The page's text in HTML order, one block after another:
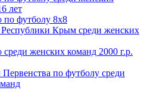
лет
по футболу 8х8
Крым среди женских
среди женских команд 2000 г.р.
по футболу среди